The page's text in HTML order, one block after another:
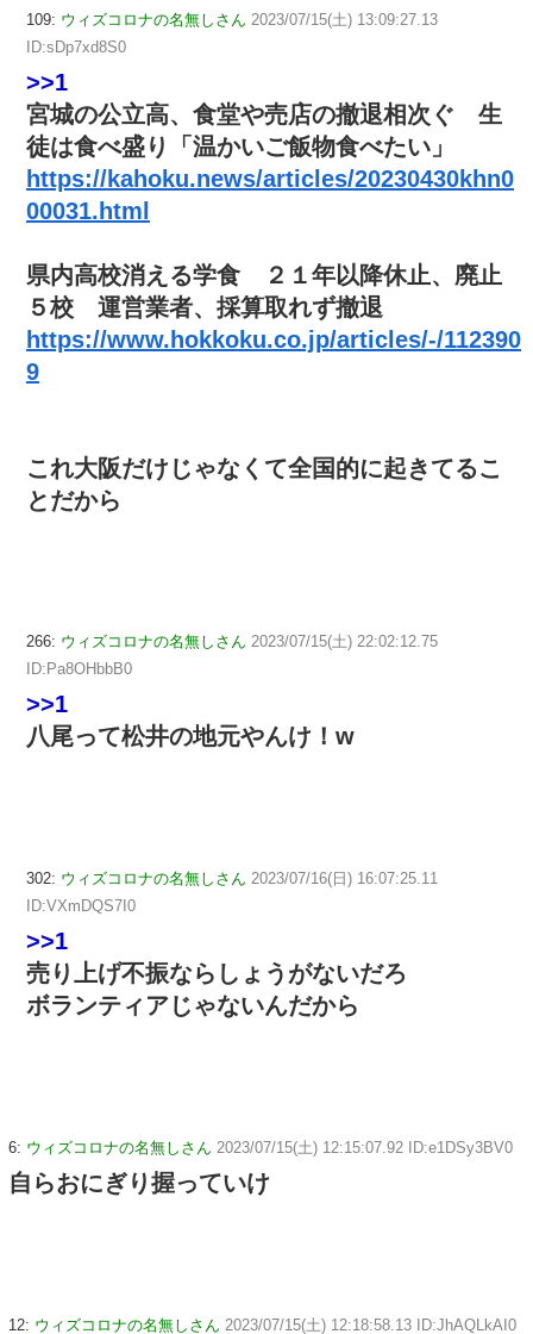
109: ウィズコロナの名無しさん 2023/07/15(土) 13:09:27.13
ID:sDp7xd8S0
>>1
宮城の公立高、食堂や売店の撤退相次ぐ 生
徒は食べ盛り「温かいご飯物食べたい」
https://kahoku.news/articles/20230430khn0
00031.html
県内高校消える学食 ２１年以降休止、廃止
５校 運営業者、採算取れず撤退
https://www.hokkoku.co.jp/articles/-/112390
9
これ大阪だけじゃなくて全国的に起きてるこ
とだから
266: ウィズコロナの名無しさん 2023/07/15(土) 22:02:12.75
ID:Pa8OHbbB0
>>1
八尾って松井の地元やんけ！w
302: ウィズコロナの名無しさん 2023/07/16(日) 16:07:25.11
ID:VXmDQS7I0
>>1
売り上げ不振ならしょうがないだろ
ボランティアじゃないんだから
6: ウィズコロナの名無しさん 2023/07/15(土) 12:15:07.92 ID:e1DSy3BV0
自らおにぎり握っていけ
12: ウィズコロナの名無しさん 2023/07/15(土) 12:18:58.13 ID:JhAQLkAI0